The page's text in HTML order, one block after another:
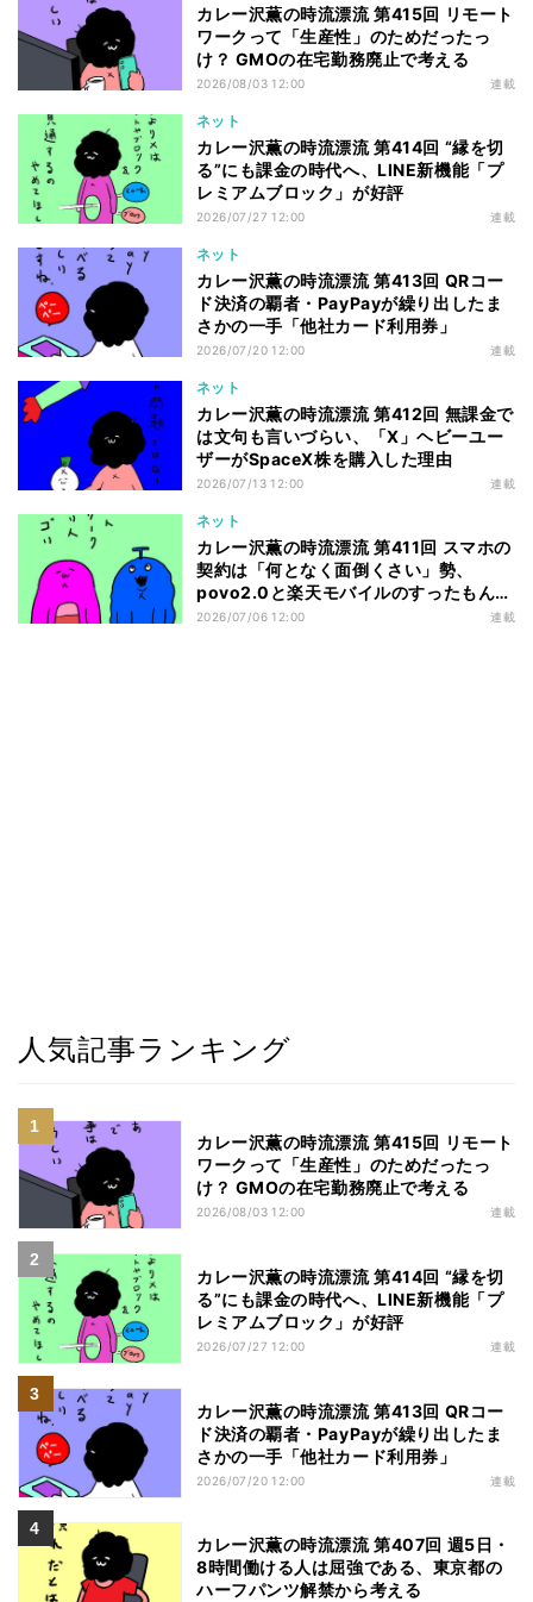
カレー沢薫の時流漂流 第415回 リモート
ワークって「生産性」のためだったっ
け？ GMOの在宅勤務廃止で考える
2026/08/03 12:00 連載
ネット
カレー沢薫の時流漂流 第414回 “縁を切
る”にも課金の時代へ、LINE新機能「プ
レミアムブロック」が好評
2026/07/27 12:00 連載
ネット
カレー沢薫の時流漂流 第413回 QRコー
ド決済の覇者・PayPayが繰り出したま
さかの一手「他社カード利用券」
2026/07/20 12:00 連載
ネット
カレー沢薫の時流漂流 第412回 無課金で
は文句も言いづらい、「X」ヘビーユー
ザーがSpaceX株を購入した理由
2026/07/13 12:00 連載
ネット
カレー沢薫の時流漂流 第411回 スマホの
契約は「何となく面倒くさい」勢、
povo2.0と楽天モバイルのすったもんだ
を眺める
2026/07/06 12:00 連載
人気記事ランキング
カレー沢薫の時流漂流 第415回 リモート
ワークって「生産性」のためだったっ
け？ GMOの在宅勤務廃止で考える
2026/08/03 12:00 連載
カレー沢薫の時流漂流 第414回 “縁を切
る”にも課金の時代へ、LINE新機能「プ
レミアムブロック」が好評
2026/07/27 12:00 連載
カレー沢薫の時流漂流 第413回 QRコー
ド決済の覇者・PayPayが繰り出したま
さかの一手「他社カード利用券」
2026/07/20 12:00 連載
カレー沢薫の時流漂流 第407回 週5日・
8時間働ける人は屈強である、東京都の
ハーフパンツ解禁から考える